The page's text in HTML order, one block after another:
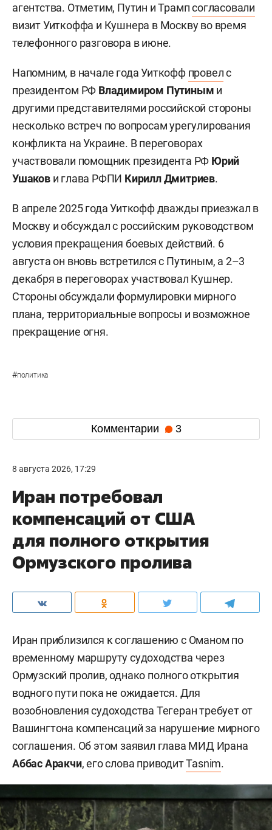
агентства. Отметим, Путин и Трампсогласовали
визит Уиткоффа и Кушнера в Москву во время
телефонного разговора в июне.
Напомним, в начале года Уиткофф провелс
президентом РФ Владимиром Путиным и
другими представителями российской стороны
несколько встреч по вопросам урегулирования
конфликта на Украине. В переговорах
участвовали помощник президента РФ Юрий
Ушакови глава РФПИ Кирилл Дмитриев.
В апреле 2025 года Уиткофф дважды приезжал в
Москву и обсуждал с российским руководством
условия прекращения боевых действий. 6
августа он вновь встретился с Путиным, а 2–3
декабря в переговорах участвовал Кушнер.
Стороны обсуждали формулировки мирного
плана, территориальные вопросы и возможное
прекращение огня.
#политика
Комментарии 3
8 августа 2026, 17:29
Иран потребовал
компенсаций от США
для полного открытия
Ормузского пролива
Иран приблизился к соглашению с Оманом по
временному маршруту судоходства через
Ормузский пролив, однако полного открытия
водного пути пока не ожидается. Для
возобновления судоходства Тегеран требует от
Вашингтона компенсаций за нарушение мирного
соглашения. Об этом заявил глава МИД Ирана
Аббас Аракчи, его слова приводитTasnim.